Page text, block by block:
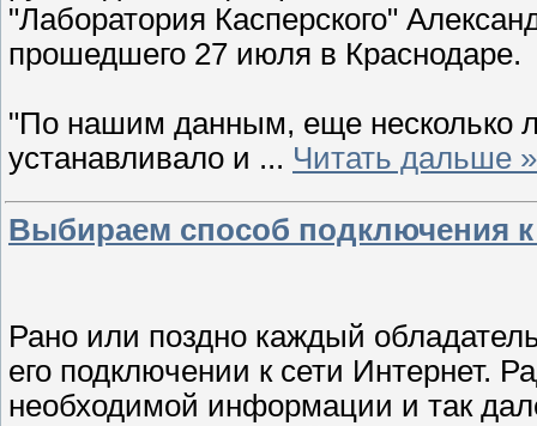
"Лаборатория Касперского"
прошедшего 27 июля в Краснодаре.
"По нашим данным, еще несколько
устанавливало и ... Читать дальше »
Выбираем способ подключения к
Рано или поздно каждый
его подключении к сети Интернет.
необходимой информации и так